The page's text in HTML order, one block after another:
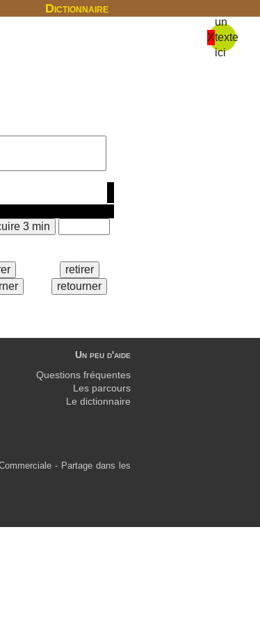
Dictionnaire
X
un
texte
ici
Un peu d'aide
Questions fréquentes
Les parcours
Le dictionnaire
- Partage dans les